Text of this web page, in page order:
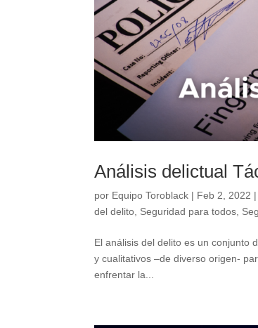
Análisis delictual
por Equipo Toroblack | Feb 2, 2022
del delito Seguridad para todos
El análisis del delito es un conjunto
y cualitativos –de diverso origen-
enfrentar la...